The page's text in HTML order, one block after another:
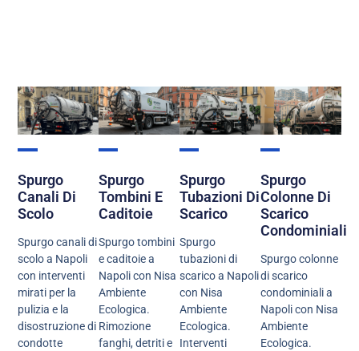
Spurgo
Canali Di
Scolo
Spurgo canali di
scolo a Napoli
con interventi
mirati per la
pulizia e la
disostruzione di
condotte
Spurgo
Tombini E
Caditoie
Spurgo tombini
e caditoie a
Napoli con Nisa
Ambiente
Ecologica.
Rimozione
fanghi, detriti e
Spurgo
Tubazioni Di
Scarico
Spurgo
tubazioni di
scarico a Napoli
con Nisa
Ambiente
Ecologica.
Interventi
Spurgo
Colonne Di
Scarico
Condominiali
Spurgo colonne
di scarico
condominiali a
Napoli con Nisa
Ambiente
Ecologica.